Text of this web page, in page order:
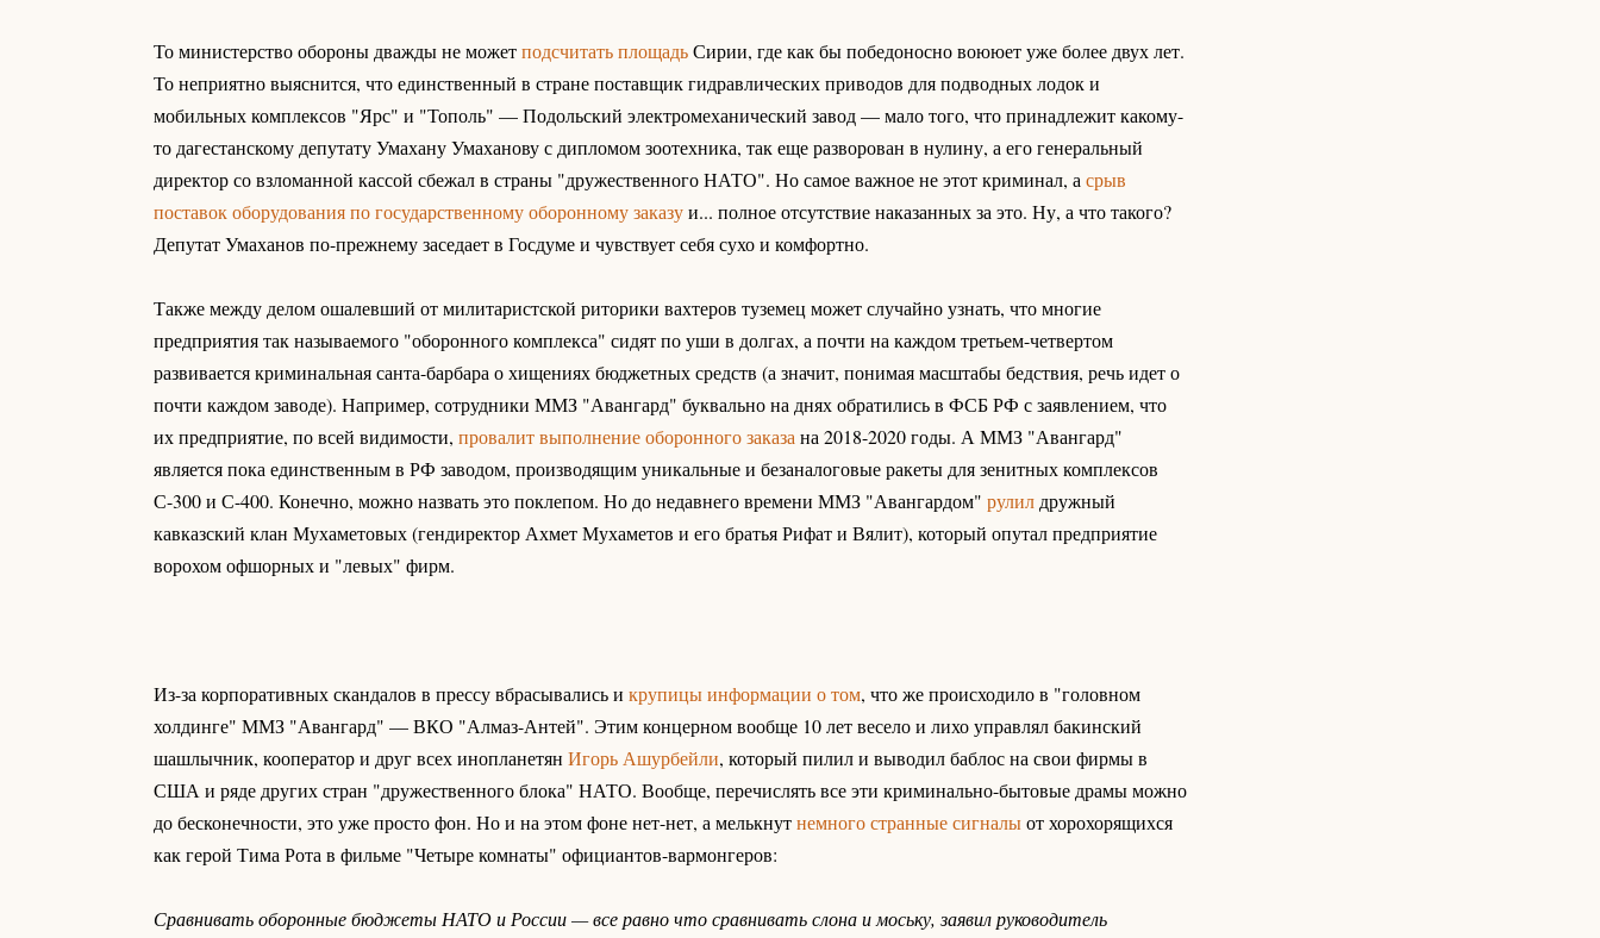
То министерство обороны дважды не можетподсчитать площадьСирии, где как бы победоносно воююет уже более двух лет.
То неприятно выяснится, что единственный в стране поставщик гидравлических приводов для подводных лодок и
мобильных комплексов "Ярс" и "Тополь" — Подольский электромеханический завод — мало того, что принадлежит какому-
то дагестанскому депутату Умахану Умаханову с дипломом зоотехника, так еще разворован в нулину, а его генеральный
директор со взломанной кассой сбежал в страны "дружественного НАТО". Но самое важное не этот криминал, а срыв
поставок оборудования по государственному оборонному заказуи... полное отсутствие наказанных за это. Ну, а что такого?
Депутат Умаханов по-прежнему заседает в Госдуме и чувствует себя сухо и комфортно.
Также между делом ошалевший от милитаристской риторики вахтеров туземец может случайно узнать, что многие
предприятия так называемого "оборонного комплекса" сидят по уши в долгах, а почти на каждом третьем-четвертом
развивается криминальная санта-барбара о хищениях бюджетных средств (а значит, понимая масштабы бедствия, речь идет о
почти каждом заводе). Например, сотрудники ММЗ "Авангард" буквально на днях обратились в ФСБ РФ с заявлением, что
их предприятие, по всей видимости, провалит выполнение оборонного заказа на 2018-2020 годы. А ММЗ "Авангард"
является пока единственным в РФ заводом, производящим уникальные и безаналоговые ракеты для зенитных комплексов
С-300 и С-400. Конечно, можно назвать это поклепом. Но до недавнего времени ММЗ "Авангардом" рулилдружный
кавказский клан Мухаметовых (гендиректор Ахмет Мухаметов и его братья Рифат и Вялит), который опутал предприятие
ворохом офшорных и "левых" фирм.
Из-за корпоративных скандалов в прессу вбрасывались и крупицы информации о том, что же происходило в "головном
холдинге" ММЗ "Авангард" — ВКО "Алмаз-Антей". Этим концерном вообще 10 лет весело и лихо управлял бакинский
шашлычник, кооператор и друг всех инопланетян Игорь Ашурбейли, который пилил и выводил баблос на свои фирмы в
США и ряде других стран "дружественного блока" НАТО. Вообще, перечислять все эти криминально-бытовые драмы можно
до бесконечности, это уже просто фон. Но и на этом фоне нет-нет, а мелькнутнемного странные сигналыот хорохорящихся
как герой Тима Рота в фильме "Четыре комнаты" официантов-вармонгеров:
Сравнивать оборонные бюджеты НАТО и России — все равно что сравнивать слона и моську, заявил руководитель